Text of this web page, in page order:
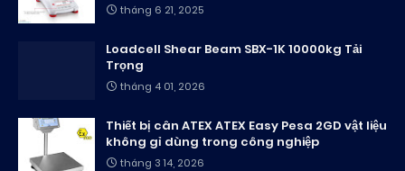
tháng 6 21, 2025
Loadcell Shear Beam SBX-1K 10000kg Tải
Trọng
tháng 4 01, 2026
Thiết bị cân ATEX ATEX Easy Pesa 2GD vật liệu
không gỉ dùng trong công nghiệp
tháng 3 14, 2026